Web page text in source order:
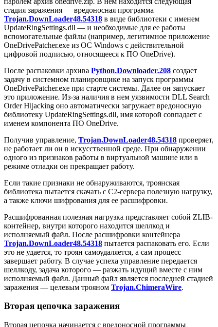
стадия заражения — вредоносная программа
Trojan.DownLoader48.54318 в виде библиотеки с именем
UpdateRingSettings.dll — и необходимые для ее работы
вспомогательные файлы (например, легитимное приложение
OneDrivePatcher.exe из ОС Windows с действительной
цифровой подписью, относящееся к ПО OneDrive).
После распаковки архива Python.Downloader.208 создает
задачу в системном планировщике на запуск программы
OneDrivePatcher.exe при старте системы. Далее он запускает
это приложение. Из-за наличия в нем уязвимости DLL Search
Order Hijacking оно автоматически загружает вредоносную
библиотеку UpdateRingSettings.dll, имя которой совпадает с
именем компонента ПО OneDrive.
Получив управление, Trojan.DownLoader48.54318 проверяет,
не работает ли он в искусственной среде. При обнаружении
одного из признаков работы в виртуальной машине или в
режиме отладки он прекращает работу.
Если такие признаки не обнаруживаются, троянская
библиотека пытается скачать с C2-сервера полезную нагрузку,
а также ключи шифрования для ее расшифровки.
Расшифрованная полезная нагрузка представляет собой ZLIB-
контейнер, внутри которого находится шеллкод и
исполняемый файл. После расшифровки контейнера
Trojan.DownLoader48.54318 пытается распаковать его. Если
это не удается, то троян самоудаляется, а сам процесс
завершает работу. В случае успеха управление передается
шеллкоду, задача которого — разжать идущий вместе с ним
исполняемый файл. Данный файл является последней стадией
заражения — целевым трояном Trojan.ChimeraWire.
Вторая цепочка заражения
Вторая цепочка начинается с вредоносной программы